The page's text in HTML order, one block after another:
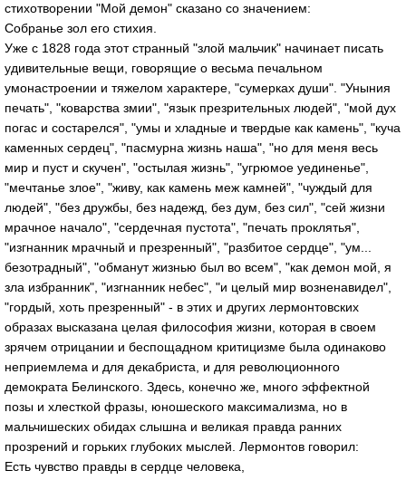
стихотворении "Мой демон" сказано со значением:
Собранье зол его стихия.
Уже с 1828 года этот странный "злой мальчик" начинает писать
удивительные вещи, говорящие о весьма печальном
умонастроении и тяжелом характере, "сумерках души". "Уныния
печать", "коварства змии", "язык презрительных людей", "мой дух
погас и состарелся", "умы и хладные и твердые как камень", "куча
каменных сердец", "пасмурна жизнь наша", "но для меня весь
мир и пуст и скучен", "остылая жизнь", "угрюмое уединенье",
"мечтанье злое", "живу, как камень меж камней", "чуждый для
людей", "без дружбы, без надежд, без дум, без сил", "сей жизни
мрачное начало", "сердечная пустота", "печать проклятья",
"изгнанник мрачный и презренный", "разбитое сердце", "ум...
безотрадный", "обманут жизнью был во всем", "как демон мой, я
зла избранник", "изгнанник небес", "и целый мир возненавидел",
"гордый, хоть презренный" - в этих и других лермонтовских
образах высказана целая философия жизни, которая в своем
зрячем отрицании и беспощадном критицизме была одинаково
неприемлема и для декабриста, и для революционного
демократа Белинского. Здесь, конечно же, много эффектной
позы и хлесткой фразы, юношеского максимализма, но в
мальчишеских обидах слышна и великая правда ранних
прозрений и горьких глубоких мыслей. Лермонтов говорил:
Есть чувство правды в сердце человека,